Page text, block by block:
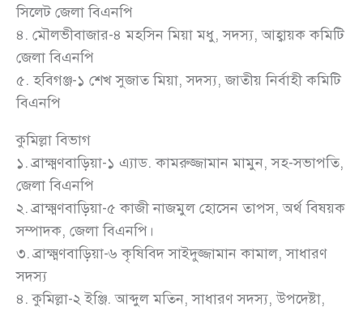
সিলেট জেলা বিএনপি
৪. মৌলভীবাজার-৪ মহসিন মিয়া মধু, সদস্য, আহ্বায়ক কমিটি
জেলা বিএনপি
৫. হবিগঞ্জ-১ শেখ সুজাত মিয়া, সদস্য, জাতীয় নির্বাহী কমিটি
বিএনপি
কুমিল্লা বিভাগ
১. ব্রাক্ষ্মণবাড়িয়া-১ এ্যাড. কামরুজ্জামান মামুন, সহ-সভাপতি,
জেলা বিএনপি
২. ব্রাক্ষ্মণবাড়িয়া-৫ কাজী নাজমুল হোসেন তাপস, অর্থ বিষয়ক
সম্পাদক, জেলা বিএনপি।
৩. ব্রাক্ষ্মণবাড়িয়া-৬ কৃষিবিদ সাইদুজ্জামান কামাল, সাধারণ
সদস্য
৪. কুমিল্লা-২ ইঞ্জি. আব্দুল মতিন, সাধারণ সদস্য, উপদেষ্টা,